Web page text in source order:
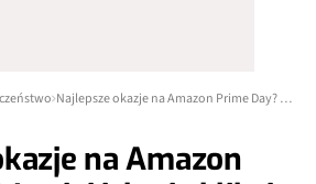
Najlepsze okazje na Amazon Prime Day? Lepiej ich nie klikaj
na Amazon